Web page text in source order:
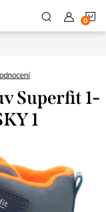
Superfit 1-
1